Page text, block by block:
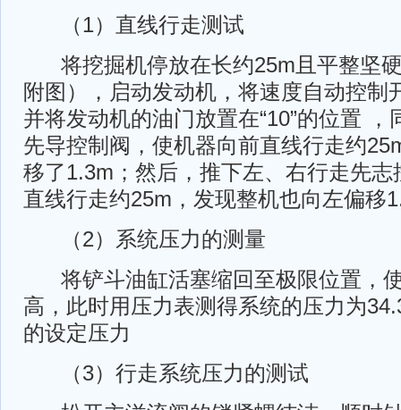
（1）直线行走测试
将挖掘机停放在长约25m且平整坚
附图），启动发动机，将速度自动控制
并将发动机的油门放置在“10”的位置
先导控制阀，使机器向前直线行走约
移了1.3m；然后，推下左、右行走先
直线行走约25m，发现整机也向左偏移
（2）系统压力的测量
将铲斗油缸活塞缩回至极限位置，
高，此时用压力表测得系统的压力为
的设定压力
（3）行走系统压力的测试